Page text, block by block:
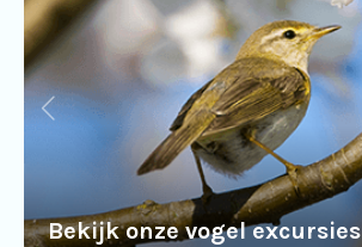
Bekijk onze vogel excursies